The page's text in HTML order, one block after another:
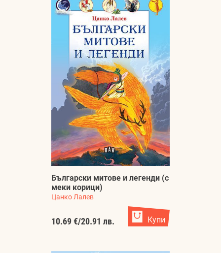
Български митове и легенди (с
меки корици)
Цанко Лалев
10.69 €/20.91 лв. Купи